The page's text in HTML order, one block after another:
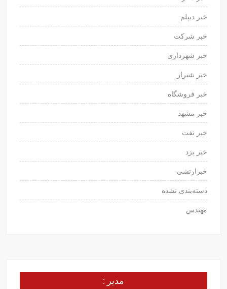
خبر دیپلم
خبر شرکت
خبر شهرداری
خبر شیراز
خبر فروشگاه
خبر مشهد
خبر نفت
خبر یزد
خبرارتشی
دسته‌بندی نشده
مهندس
مدیر :